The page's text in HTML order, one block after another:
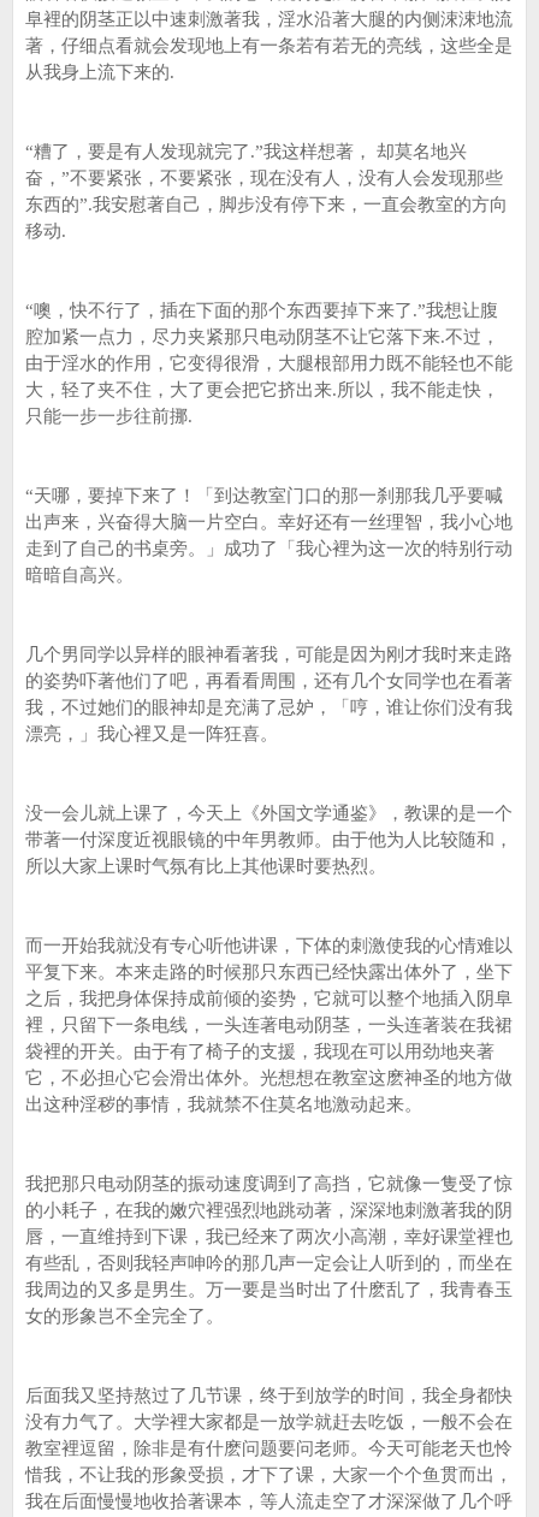
阜裡的阴茎正以中速刺激著我，淫水沿著大腿的内侧涑涑地流
著，仔细点看就会发现地上有一条若有若无的亮线，这些全是
从我身上流下来的.
“糟了，要是有人发现就完了.”我这样想著， 却莫名地兴
奋，”不要紧张，不要紧张，现在没有人，没有人会发现那些
东西的”.我安慰著自己，脚步没有停下来，一直会教室的方向
移动.
“噢，快不行了，插在下面的那个东西要掉下来了.”我想让腹
腔加紧一点力，尽力夹紧那只电动阴茎不让它落下来.不过，
由于淫水的作用，它变得很滑，大腿根部用力既不能轻也不能
大，轻了夹不住，大了更会把它挤出来.所以，我不能走快，
只能一步一步往前挪.
“天哪，要掉下来了！「到达教室门口的那一刹那我几乎要喊
出声来，兴奋得大脑一片空白。幸好还有一丝理智，我小心地
走到了自己的书桌旁。」成功了「我心裡为这一次的特别行动
暗暗自高兴。
几个男同学以异样的眼神看著我，可能是因为刚才我时来走路
的姿势吓著他们了吧，再看看周围，还有几个女同学也在看著
我，不过她们的眼神却是充满了忌妒，「哼，谁让你们没有我
漂亮，」我心裡又是一阵狂喜。
没一会儿就上课了，今天上《外国文学通鉴》，教课的是一个
带著一付深度近视眼镜的中年男教师。由于他为人比较随和，
所以大家上课时气氛有比上其他课时要热烈。
而一开始我就没有专心听他讲课，下体的刺激使我的心情难以
平复下来。本来走路的时候那只东西已经快露出体外了，坐下
之后，我把身体保持成前倾的姿势，它就可以整个地插入阴阜
裡，只留下一条电线，一头连著电动阴茎，一头连著装在我裙
袋裡的开关。由于有了椅子的支援，我现在可以用劲地夹著
它，不必担心它会滑出体外。光想想在教室这麽神圣的地方做
出这种淫秽的事情，我就禁不住莫名地激动起来。
我把那只电动阴茎的振动速度调到了高挡，它就像一隻受了惊
的小耗子，在我的嫩穴裡强烈地跳动著，深深地刺激著我的阴
唇，一直维持到下课，我已经来了两次小高潮，幸好课堂裡也
有些乱，否则我轻声呻吟的那几声一定会让人听到的，而坐在
我周边的又多是男生。万一要是当时出了什麽乱了，我青春玉
女的形象岂不全完全了。
后面我又坚持熬过了几节课，终于到放学的时间，我全身都快
没有力气了。大学裡大家都是一放学就赶去吃饭，一般不会在
教室裡逗留，除非是有什麽问题要问老师。今天可能老天也怜
惜我，不让我的形象受损，才下了课，大家一个个鱼贯而出，
我在后面慢慢地收拾著课本，等人流走空了才深深做了几个呼